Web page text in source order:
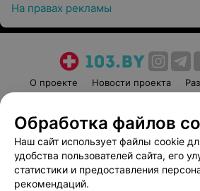
На правах рекламы
О проекте Новости проекта
Пользовательское соглашение
Вакансии
Написать
Обработка файлов
Наш сайт использует файлы cookie
удобства пользователей сайта, его
статистики и предоставления
рекомендаций.